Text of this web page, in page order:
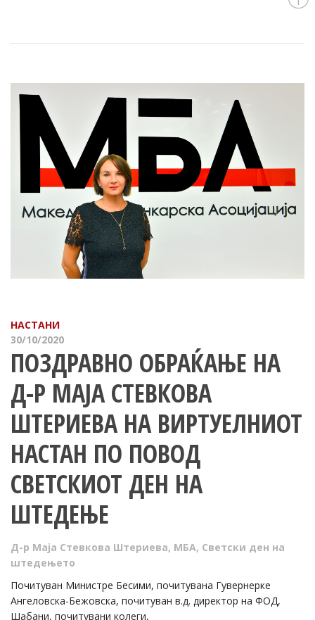
НАСТАНИ
30/10/2020
ПОЗДРАВНО ОБРАЌАЊЕ НА
Д-Р МАЈА СТЕВКОВА
ШТЕРИЕВА НА ВИРТУЕЛНИОТ
НАСТАН ПО ПОВОД
СВЕТСКИОТ ДЕН НА
ШТЕДЕЊЕ
Д-р Маја Стевкова Штериева, МБА, Светски ден на
штедењето
Почитуван Министре Бесими, почитувана Гувернерке
Ангеловска-Бежовска, почитуван в.д. директор на ФОД,
Шабани, почитувани колеги,